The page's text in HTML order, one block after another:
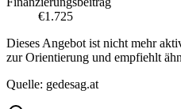
€1.725
Dieses Angebot ist nicht mehr
zur Orientierung und empfiehlt
Quelle: gedesag.at